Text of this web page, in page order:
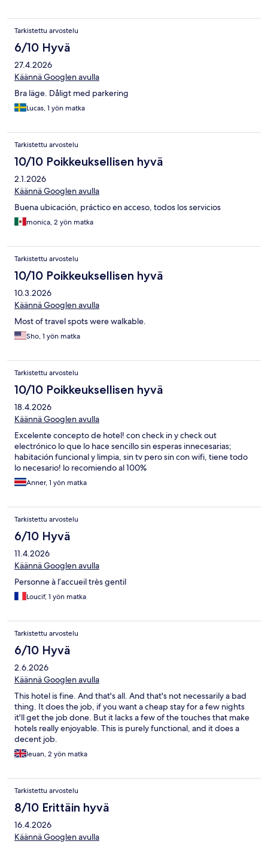
Tarkistettu arvostelu
6/10 Hyvä
27.4.2026
Käännä Googlen avulla
Bra läge. Dåligt med parkering
Lucas, 1 yön matka
Tarkistettu arvostelu
10/10 Poikkeuksellisen hyvä
2.1.2026
Käännä Googlen avulla
Buena ubicación, práctico en acceso, todos los servicios
monica, 2 yön matka
Tarkistettu arvostelu
10/10 Poikkeuksellisen hyvä
10.3.2026
Käännä Googlen avulla
Most of travel spots were walkable.
Sho, 1 yön matka
Tarkistettu arvostelu
10/10 Poikkeuksellisen hyvä
18.4.2026
Käännä Googlen avulla
Excelente concepto de hotel! con check in y check out
electrónico lo que lo hace sencillo sin esperas innecesarias;
habitación funcional y limpia, sin tv pero sin con wifi, tiene todo
lo necesario! lo recomiendo al 100%
Anner, 1 yön matka
Tarkistettu arvostelu
6/10 Hyvä
11.4.2026
Käännä Googlen avulla
Personne à l’accueil très gentil
Loucif, 1 yön matka
Tarkistettu arvostelu
6/10 Hyvä
2.6.2026
Käännä Googlen avulla
This hotel is fine. And that's all. And that's not necessarily a bad
thing. It does the job, if you want a cheap stay for a few nights
it'll get the job done. But it lacks a few of the touches that make
hotels really enjoyable. This is purely functional, and it does a
decent job.
Ieuan, 2 yön matka
Tarkistettu arvostelu
8/10 Erittäin hyvä
16.4.2026
Käännä Googlen avulla